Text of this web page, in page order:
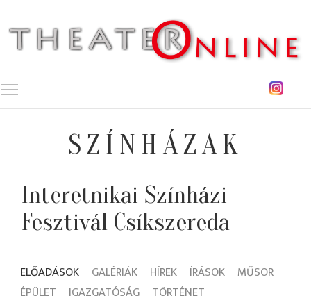
SZÍNHÁZAK
Interetnikai Színházi
Fesztivál Csíkszereda
ELŐADÁSOK GALÉRIÁK HÍREK ÍRÁSOK
MŰSOR
ÉPÜLET
IGAZGATÓSÁG TÖRTÉNET